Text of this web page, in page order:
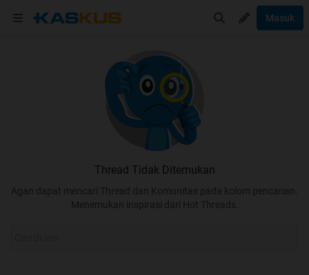
Masuk
Thread Tidak Ditemukan
Agan dapat mencari Thread dan Komunitas pada kolom pencarian.
Menemukan inspirasi dari Hot Threads.